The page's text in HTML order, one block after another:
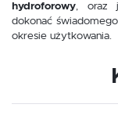
hydroforowy, oraz
dokonać
okresie użytkowania.